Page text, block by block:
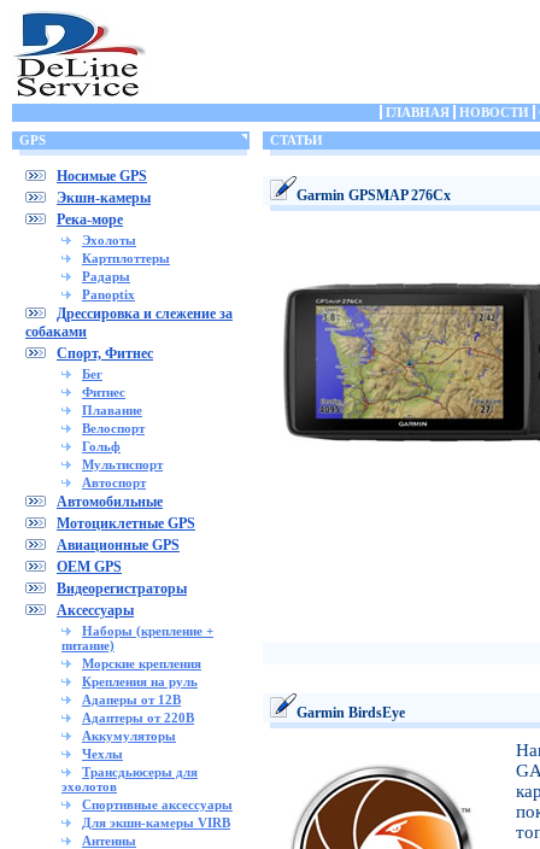
ГЛАВНАЯ НОВОСТИ
GPS
Носимые GPS
Экшн-камеры
Река-море
Эхолоты
Картплоттеры
Радары
Panoptix
Дрессировка и слежение за
собаками
Спорт, Фитнес
Бег
Фитнес
Плавание
Велоспорт
Гольф
Мультиспорт
Автоспорт
Автомобильные
Мотоциклетные GPS
Авиационные GPS
OEM GPS
Видеорегистраторы
Аксессуары
Наборы (крепление +
питание)
Морские крепления
Крепления на руль
Адаперы от 12В
Адаптеры от 220В
Аккумуляторы
Чехлы
Трансдьюсеры для
эхолотов
Спортивные аксессуары
Для экшн-камеры VIRB
Антенны
СТАТЬИ
Garmin GPSMAP 276Cx
Garmin BirdsEye